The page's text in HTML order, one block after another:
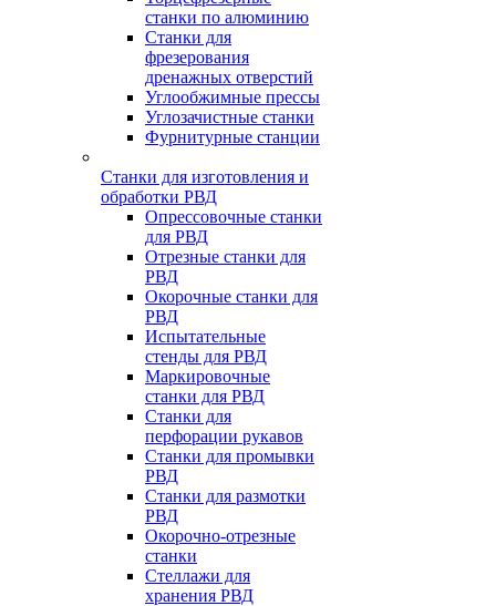
станки по алюминию
Станки для
фрезерования
дренажных отверстий
Углообжимные прессы
Углозачистные станки
Фурнитурные станции
Станки для изготовления и
обработки РВД
Опрессовочные станки
для РВД
Отрезные станки для
РВД
Окорочные станки для
РВД
Испытательные
стенды для РВД
Маркировочные
станки для РВД
Станки для
перфорации рукавов
Станки для промывки
РВД
Станки для размотки
РВД
Окорочно-отрезные
станки
Стеллажи для
хранения РВД